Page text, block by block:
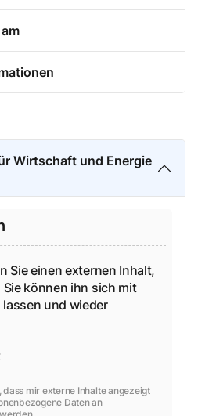
Wirtschaft und Energie
Sie einen externen Inhalt,
können ihn sich mit
und wieder
mir externe Inhalte angezeigt
Daten an